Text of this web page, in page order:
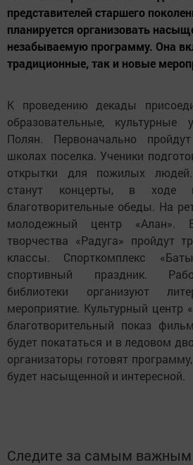
представителей старшего
планируется организовать
незабываемую программу. Она
традиционные, так и новые
К проведению декады
образовательные, культурные
Полян. Первоначально
школах поселка. Ученики
открытки для пожилых
станут концерты, в ходе
благотворительные обеды. На
молодежный центр «Алан».
творчества «Радуга» пройдут
классы. Спорткомплекс
спортивный праздник.
библиотеки организуют
мероприятие. Культурный центр
благотворительный показ
будет покататься и в ледовом
организаторы готовят
будет насыщенной и интересной.
Следите за самым